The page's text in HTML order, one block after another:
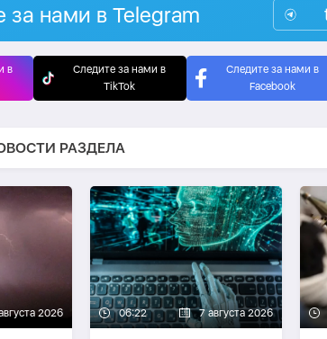
за нами в Telegram
в
Следите за нами в
TikTok
Следите за нами в
Facebook
РАЗДЕЛА
2026 06:22 7 августа 2026